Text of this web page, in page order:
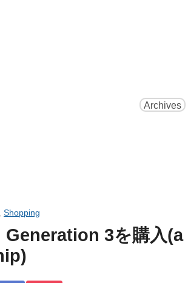
Archives
, Shopping
Generation 3を購入